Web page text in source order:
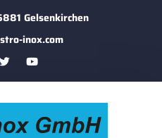
Gelsenkirchen
inox.com